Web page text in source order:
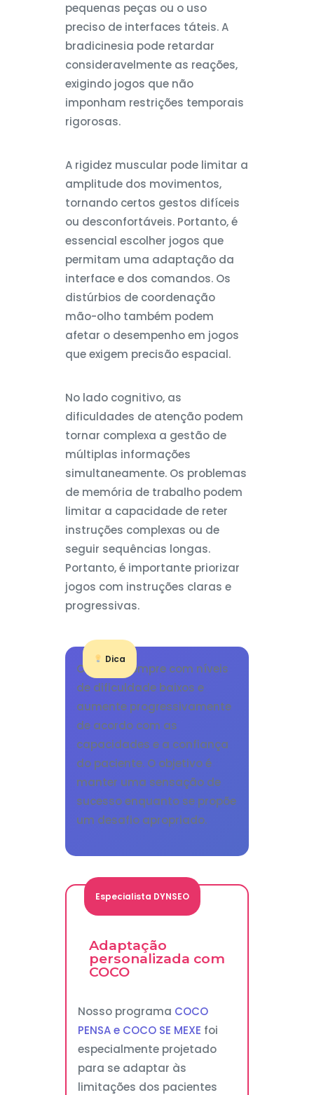
pequenas peças ou o uso
preciso de interfaces táteis. A
bradicinesia pode retardar
consideravelmente as reações,
exigindo jogos que não
imponham restrições temporais
rigorosas.
A rigidez muscular pode limitar a
amplitude dos movimentos,
tornando certos gestos difíceis
ou desconfortáveis. Portanto, é
essencial escolher jogos que
permitam uma adaptação da
interface e dos comandos. Os
distúrbios de coordenação
mão-olho também podem
afetar o desempenho em jogos
que exigem precisão espacial.
No lado cognitivo, as
dificuldades de atenção podem
tornar complexa a gestão de
múltiplas informações
simultaneamente. Os problemas
de memória de trabalho podem
limitar a capacidade de reter
instruções complexas ou de
seguir sequências longas.
Portanto, é importante priorizar
jogos com instruções claras e
progressivas.
Dica
Comece sempre com níveis
de dificuldade baixos e
aumente progressivamente
de acordo com as
capacidades e a confiança
do paciente. O objetivo é
manter uma sensação de
sucesso enquanto se propõe
um desafio apropriado.
Especialista DYNSEO
Adaptação
personalizada com
COCO
Nosso programa COCO
PENSA e COCO SE MEXE foi
especialmente projetado
para se adaptar às
limitações dos pacientes